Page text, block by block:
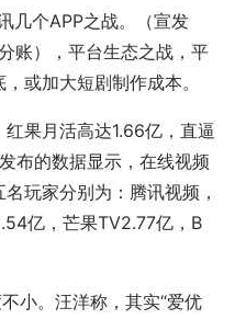
几个APP之战。（宣发
账），平台生态之战，平
或加大短剧制作成本。
果月活高达1.66亿，直逼
布的数据显示，在线视频
玩家分别为：腾讯视频，
亿，芒果TV2.77亿，B
小。汪洋称，其实“爱优